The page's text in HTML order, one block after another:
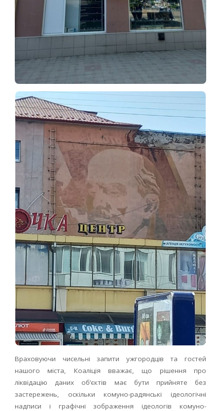
Враховуючи чисельні запити ужгородців та гостей
нашого міста, Коаліція вважає, що рішення про
ліквідацію даних об’єктів має бути прийняте без
застережень, оскільки комуно-радянські ідеологічні
надписи і графічні зображення ідеологів комуно-